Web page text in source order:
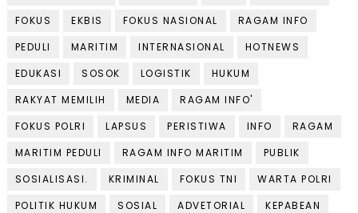
FOKUS
EKBIS FOKUS NASIONAL
RAGAM INFO
PEDULI
MARITIM INTERNASIONAL
HOTNEWS
EDUKASI
SOSOK LOGISTIK
HUKUM
RAKYAT MEMILIH
MEDIA
RAGAM INFO'
FOKUS POLRI
LAPSUS PERISTIWA INFO
RAGAM
MARITIM PEDULI
RAGAM INFO MARITIM
PUBLIK
SOSIALISASI.
KRIMINAL FOKUS TNI
WARTA POLRI
POLITIK HUKUM
SOSIAL ADVETORIAL
KEPABEAN